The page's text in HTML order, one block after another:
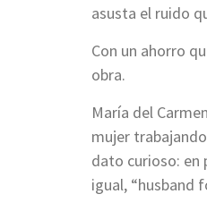
asusta el ruido
Con un ahorro
obra.
María del
mujer
dato curioso: en
igual, “husband